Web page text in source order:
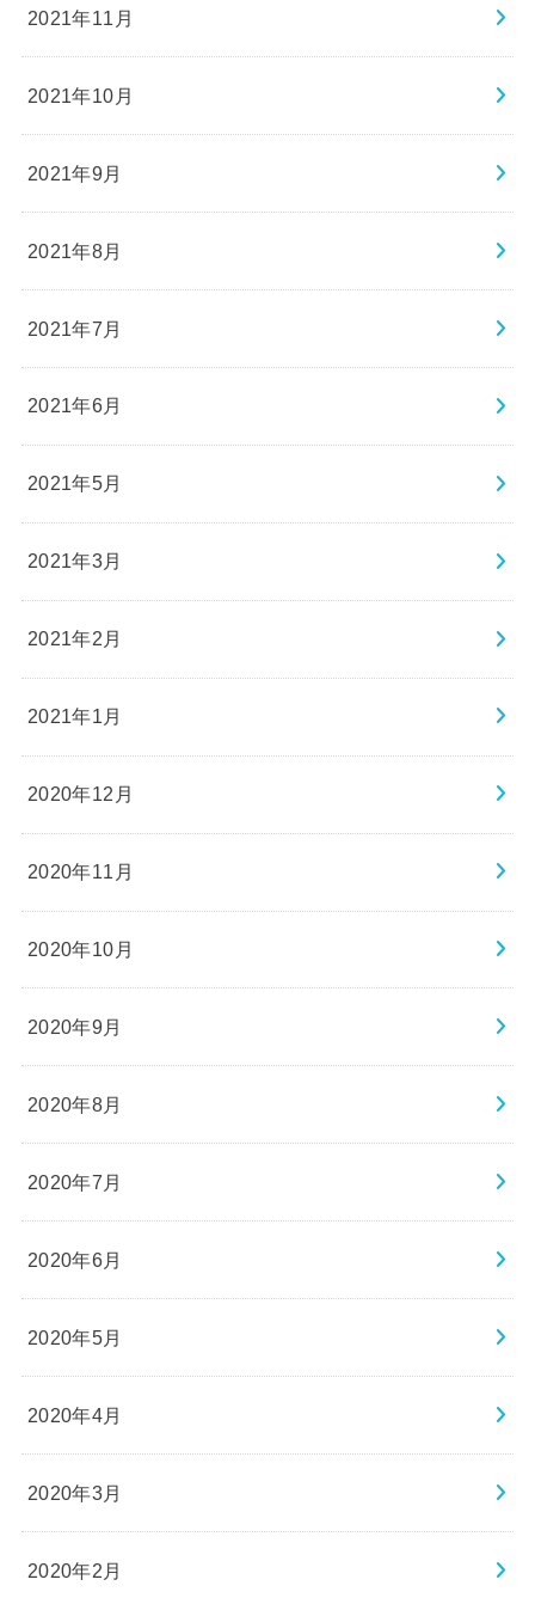
2021年11月
2021年10月
2021年9月
2021年8月
2021年7月
2021年6月
2021年5月
2021年3月
2021年2月
2021年1月
2020年12月
2020年11月
2020年10月
2020年9月
2020年8月
2020年7月
2020年6月
2020年5月
2020年4月
2020年3月
2020年2月